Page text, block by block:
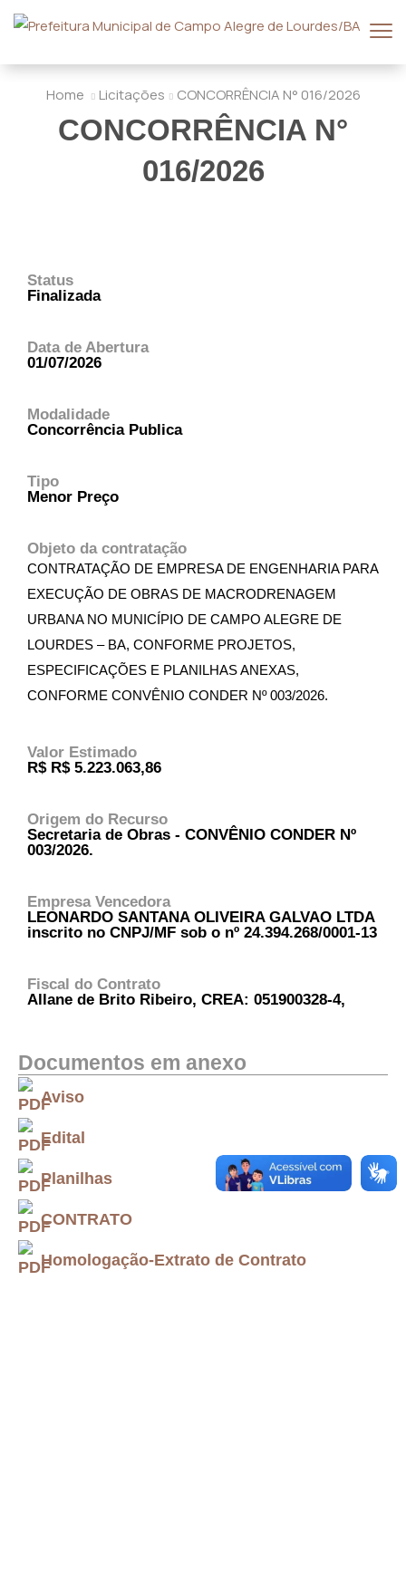
Home Licitações CONCORRÊNCIA N° 016/2026
CONCORRÊNCIA N°
016/2026
Status
Finalizada
Data de Abertura
01/07/2026
Modalidade
Concorrência Publica
Tipo
Menor Preço
Objeto da contratação
CONTRATAÇÃO DE EMPRESA DE ENGENHARIA PARA
EXECUÇÃO DE OBRAS DE MACRODRENAGEM
URBANA NO MUNICÍPIO DE CAMPO ALEGRE DE
LOURDES – BA, CONFORME PROJETOS,
ESPECIFICAÇÕES E PLANILHAS ANEXAS,
CONFORME CONVÊNIO CONDER Nº 003/2026.
Valor Estimado
R$ R$ 5.223.063,86
Origem do Recurso
Secretaria de Obras - CONVÊNIO CONDER Nº
003/2026.
Empresa Vencedora
LEONARDO SANTANA OLIVEIRA GALVAO LTDA
inscrito no CNPJ/MF sob o nº 24.394.268/0001-13
Fiscal do Contrato
Allane de Brito Ribeiro, CREA: 051900328-4,
Documentos em anexo
Aviso
Edital
Planilhas
CONTRATO
Homologação-Extrato de Contrato